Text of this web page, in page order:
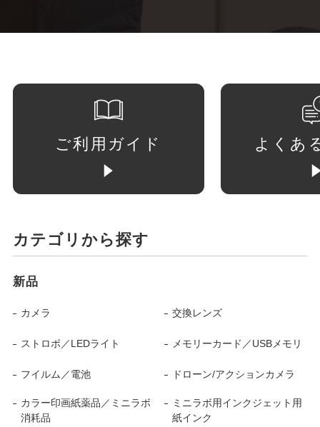
ご利用ガイド よくあ
カテゴリから探す
新品
カメラ 交換レンズ
ストロボ／LEDライト メモリーカード／USBメモリ
フイルム／電池 ドローン/アクションカメラ
カラー印画紙薬品／ミニラボ
消耗品
ミニラボ用インクジェット用
紙インク